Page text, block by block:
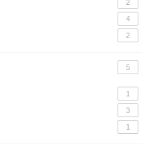
2
4
2
5
1
3
1